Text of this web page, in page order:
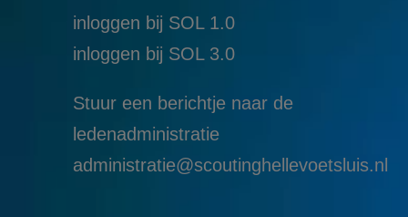
inloggen bij SOL 1.0
inloggen bij SOL 3.0
Stuur een berichtje naar de
ledenadministratie
administratie@scoutinghellevoetsluis.nl